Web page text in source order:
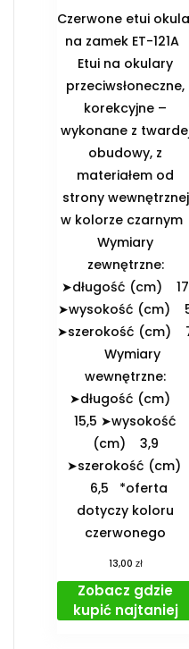
Czerwone etui
na zamek ET-121A
Etui na okulary
przeciwsłoneczne,
korekcyjne –
wykonane z
obudowy, z
materiałem od
strony wewnętrznej
w kolorze czarnym
️Wymiary
zewnętrzne:
➤długość (cm) 17
➤wysokość (cm)
➤szerokość (cm)
️Wymiary
wewnętrzne:
➤długość (cm)
15,5 ➤wysokość
(cm) 3,9
➤szerokość (cm)
6,5 *oferta
dotyczy koloru
czerwonego
13,00 zł
Zobacz gdzie
kupić najtaniej